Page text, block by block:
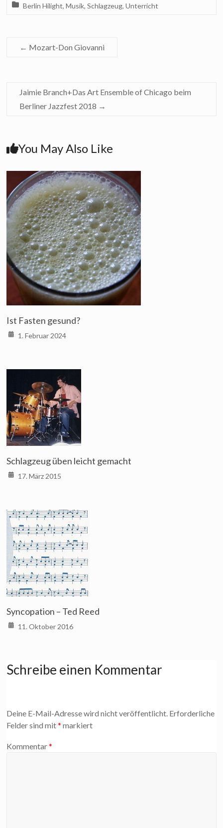
Berlin Hilight,Musik,Schlagzeug,Unterricht
← Mozart-Don Giovanni
Jaimie Branch+Das Art Ensemble of Chicago beim
Berliner Jazzfest 2018 →
You May Also Like
Ist Fasten gesund?
1. Februar 2024
Schlagzeug üben leicht gemacht
17. März 2015
Syncopation – Ted Reed
11. Oktober 2016
Schreibe einen Kommentar
Deine E-Mail-Adresse wird nicht veröffentlicht. Erforderliche
Felder sind mit* markiert
Kommentar*